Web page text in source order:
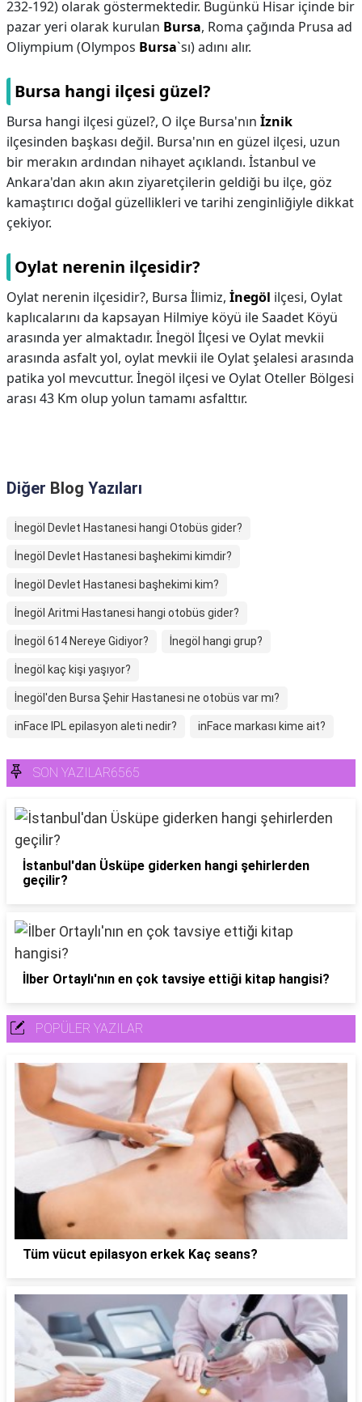
232-192) olarak göstermektedir. Bugünkü Hisar içinde bir
pazar yeri olarak kurulan Bursa, Roma çağında Prusa ad
Oliympium (Olympos Bursa`sı) adını alır.
Bursa hangi ilçesi güzel?
Bursa hangi ilçesi güzel?, O ilçe Bursa'nın İznik
ilçesinden başkası değil. Bursa'nın en güzel ilçesi, uzun
bir merakın ardından nihayet açıklandı. İstanbul ve
Ankara'dan akın akın ziyaretçilerin geldiği bu ilçe, göz
kamaştırıcı doğal güzellikleri ve tarihi zenginliğiyle dikkat
çekiyor.
Oylat nerenin ilçesidir?
Oylat nerenin ilçesidir?, Bursa İlimiz, İnegöl ilçesi, Oylat
kaplıcalarını da kapsayan Hilmiye köyü ile Saadet Köyü
arasında yer almaktadır. İnegöl İlçesi ve Oylat mevkii
arasında asfalt yol, oylat mevkii ile Oylat şelalesi arasında
patika yol mevcuttur. İnegöl ilçesi ve Oylat Oteller Bölgesi
arası 43 Km olup yolun tamamı asfalttır.
Diğer Blog Yazıları
İnegöl Devlet Hastanesi hangi Otobüs gider?
İnegöl Devlet Hastanesi başhekimi kimdir?
İnegöl Devlet Hastanesi başhekimi kim?
İnegöl Aritmi Hastanesi hangi otobüs gider?
İnegöl 614 Nereye Gidiyor? İnegöl hangi grup?
İnegöl kaç kişi yaşıyor?
İnegöl'den Bursa Şehir Hastanesi ne otobüs var mı?
inFace IPL epilasyon aleti nedir? inFace markası kime ait?
SON YAZILAR6565
İstanbul'dan Üsküpe giderken hangi şehirlerden
geçilir?
İlber Ortaylı'nın en çok tavsiye ettiği kitap hangisi?
POPÜLER YAZILAR
Tüm vücut epilasyon erkek Kaç seans?